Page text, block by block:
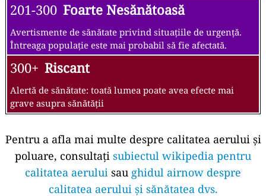
201-300 Foarte Nesănătoasă
Avertismente de sănătate privind situațiile de urgență.
Întreaga populație este mai probabil să fie afectată.
300+ Riscant
Alertă de sănătate: toată lumea poate avea efecte mai
grave asupra sănătății
Pentru a afla mai multe despre calitatea aerului și
poluare, consultați subiectul wikipedia pentru
calitatea aerului sau ghidul airnow despre
calitatea aerului și sănătatea dvs.